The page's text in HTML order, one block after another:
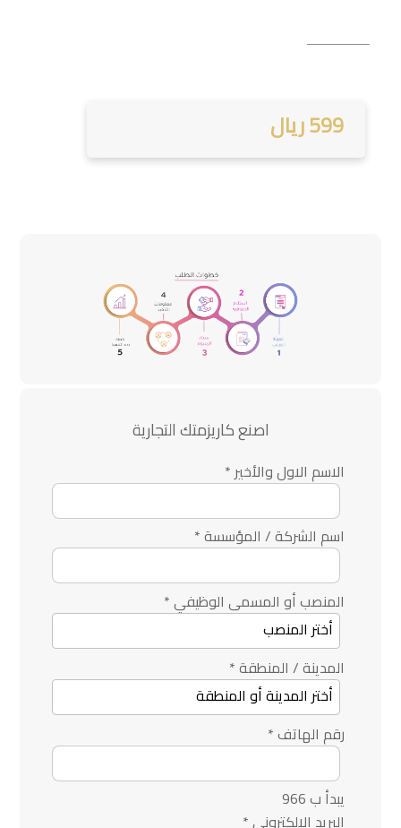
599 ريال
اصنع كاريزمتك التجارية
الاسم الاول والأخير *
اسم الشركة / المؤسسة*
المنصب أو المسمى الوظيفي*
المدينة / المنطقة*
رقم الهاتف*
يبدأ ب 966
البريد الإلكتروني*